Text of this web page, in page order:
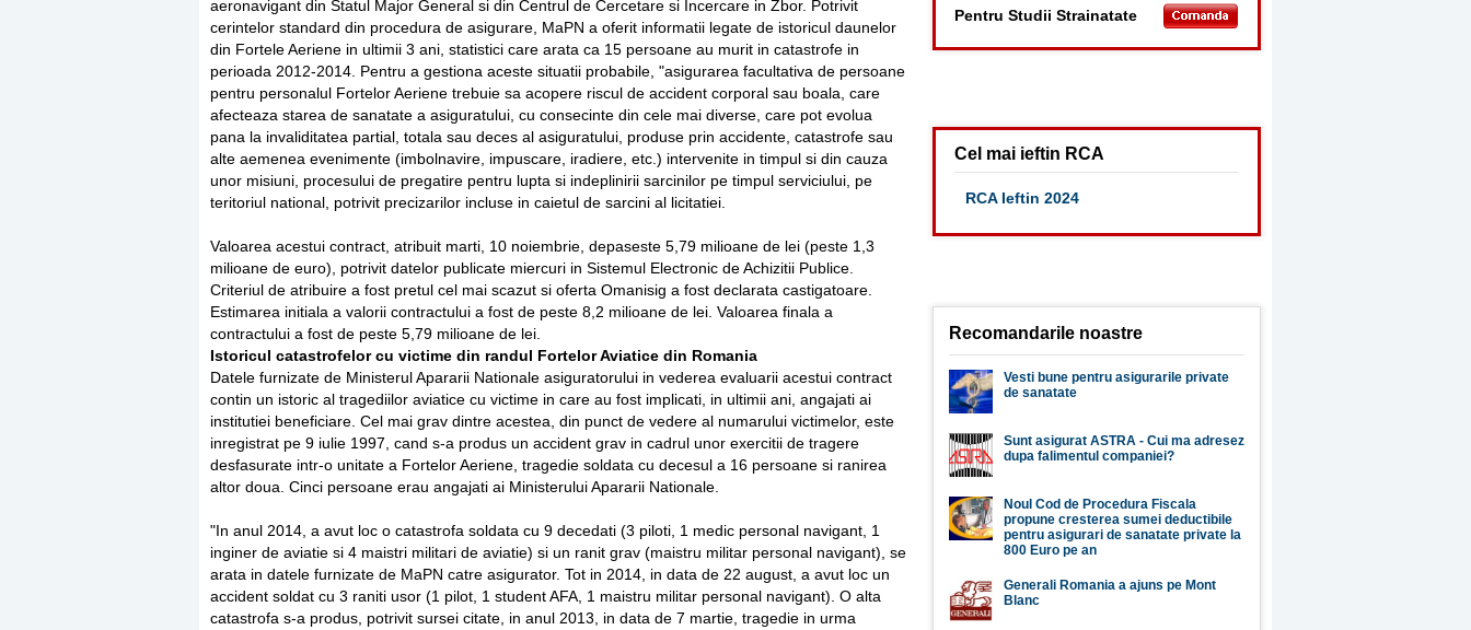
aeronavigant din Statul Major General si din Centrul de Cercetare si Incercare in Zbor. Potrivit
cerintelor standard din procedura de asigurare, MaPN a oferit informatii legate de istoricul daunelor
din Fortele Aeriene in ultimii 3 ani, statistici care arata ca 15 persoane au murit in catastrofe in
perioada 2012-2014. Pentru a gestiona aceste situatii probabile, "asigurarea facultativa de persoane
pentru personalul Fortelor Aeriene trebuie sa acopere riscul de accident corporal sau boala, care
afecteaza starea de sanatate a asiguratului, cu consecinte din cele mai diverse, care pot evolua
pana la invaliditatea partial, totala sau deces al asiguratului, produse prin accidente, catastrofe sau
alte aemenea evenimente (imbolnavire, impuscare, iradiere, etc.) intervenite in timpul si din cauza
unor misiuni, procesului de pregatire pentru lupta si indeplinirii sarcinilor pe timpul serviciului, pe
teritoriul national, potrivit precizarilor incluse in caietul de sarcini al licitatiei.
Valoarea acestui contract, atribuit marti, 10 noiembrie, depaseste 5,79 milioane de lei (peste 1,3
milioane de euro), potrivit datelor publicate miercuri in Sistemul Electronic de Achizitii Publice.
Criteriul de atribuire a fost pretul cel mai scazut si oferta Omanisig a fost declarata castigatoare.
Estimarea initiala a valorii contractului a fost de peste 8,2 milioane de lei. Valoarea finala a
contractului a fost de peste 5,79 milioane de lei.
Istoricul catastrofelor cu victime din randul Fortelor Aviatice din Romania
Datele furnizate de Ministerul Apararii Nationale asiguratorului in vederea evaluarii acestui contract
contin un istoric al tragediilor aviatice cu victime in care au fost implicati, in ultimii ani, angajati ai
institutiei beneficiare. Cel mai grav dintre acestea, din punct de vedere al numarului victimelor, este
inregistrat pe 9 iulie 1997, cand s-a produs un accident grav in cadrul unor exercitii de tragere
desfasurate intr-o unitate a Fortelor Aeriene, tragedie soldata cu decesul a 16 persoane si ranirea
altor doua. Cinci persoane erau angajati ai Ministerului Apararii Nationale.
"In anul 2014, a avut loc o catastrofa soldata cu 9 decedati (3 piloti, 1 medic personal navigant, 1
inginer de aviatie si 4 maistri militari de aviatie) si un ranit grav (maistru militar personal navigant), se
arata in datele furnizate de MaPN catre asigurator. Tot in 2014, in data de 22 august, a avut loc un
accident soldat cu 3 raniti usor (1 pilot, 1 student AFA, 1 maistru militar personal navigant). O alta
catastrofa s-a produs, potrivit sursei citate, in anul 2013, in data de 7 martie, tragedie in urma
Pentru Studii Strainatate
Cel mai ieftin RCA
RCA Ieftin 2024
Recomandarile noastre
Vesti bune pentru asigurarile private
de sanatate
Sunt asigurat ASTRA - Cui ma adresez
dupa falimentul companiei?
Noul Cod de Procedura Fiscala
propune cresterea sumei deductibile
pentru asigurari de sanatate private la
800 Euro pe an
Generali Romania a ajuns pe Mont
Blanc